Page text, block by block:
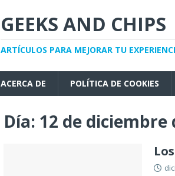
GEEKS AND CHIPS
ARTÍCULOS PARA MEJORAR TU
ACERCA DE POLÍTICA DE COOKIES
Día: 12 de diciembre